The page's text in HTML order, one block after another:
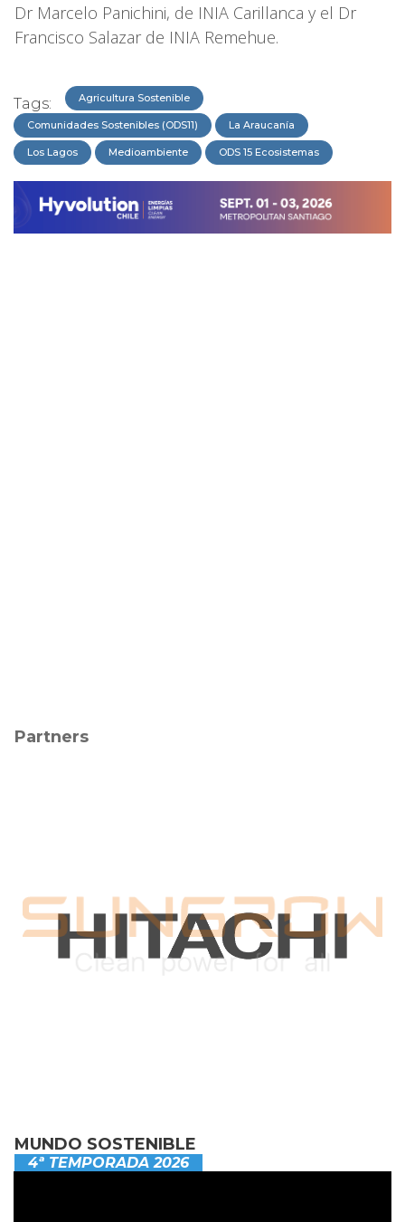
Dr Marcelo Panichini, de INIA Carillanca y el Dr
Francisco Salazar de INIA Remehue.
Tags: Agricultura Sostenible
Comunidades Sostenibles (ODS11) La Araucanía
Los Lagos Medioambiente ODS 15 Ecosistemas
Partners
MUNDO SOSTENIBLE
4ª TEMPORADA 2026